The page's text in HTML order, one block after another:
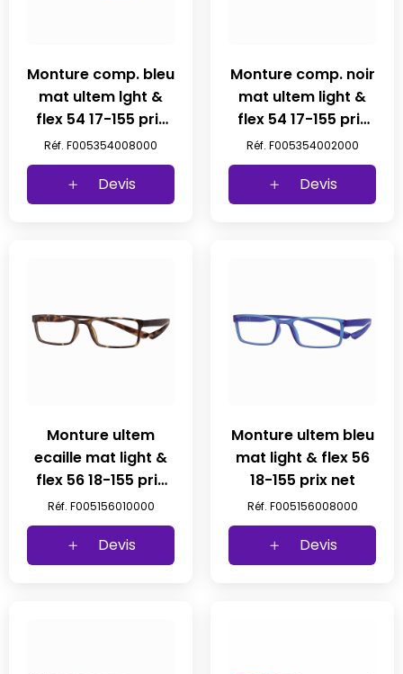
Monture comp. bleu
mat ultem lght &
flex 54 17-155 prix
net
Réf. F005354008000
Devis
Monture comp. noir
mat ultem light &
flex 54 17-155 prix
net
Réf. F005354002000
Devis
Monture ultem
ecaille mat light &
flex 56 18-155 prix
net
Réf. F005156010000
Devis
Monture ultem bleu
mat light & flex 56
18-155 prix net
Réf. F005156008000
Devis